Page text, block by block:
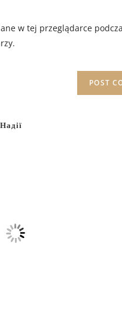
w tej przeglądarce